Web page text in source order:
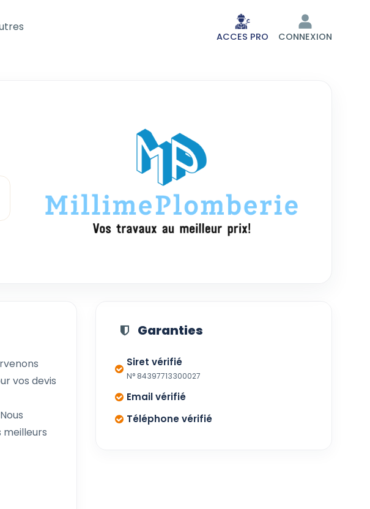
ACCES PRO CONNEXION
vos devis
meilleurs
Garanties
Siret vérifié
N° 84397713300027
Email vérifié
Téléphone vérifié